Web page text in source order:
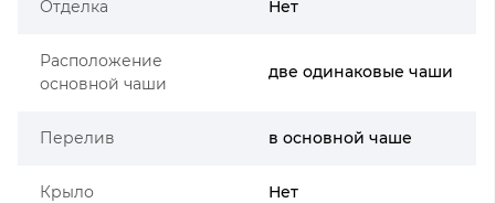
Отделка Нет
Расположение
основной чаши
две одинаковые чаши
Перелив в основной чаше
Крыло Нет